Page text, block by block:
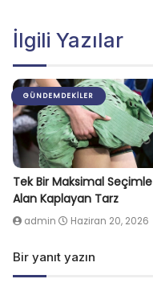
İlgili Yazılar
GÜNDEMDEKILER
Tek Bir Maksimal Seçimle
Alan Kaplayan Tarz
admin Haziran 20, 2026
Bir yanıt yazın